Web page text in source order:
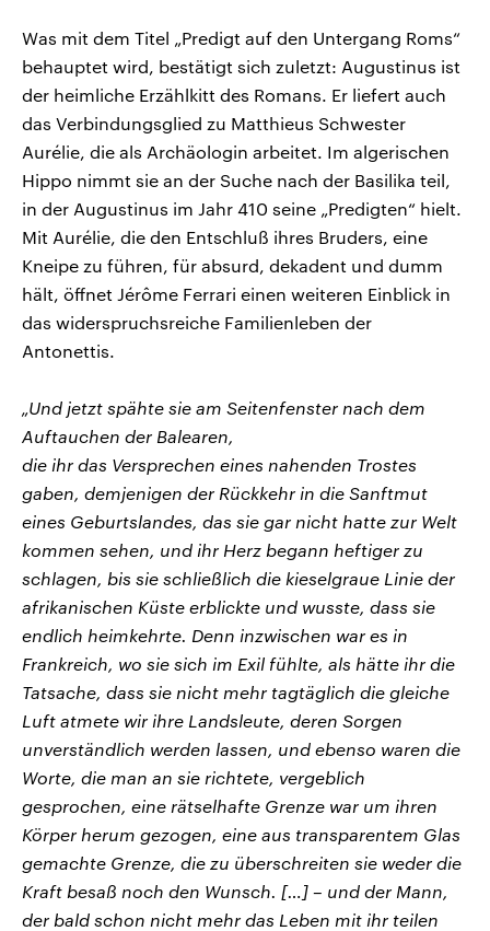
Was mit dem Titel „Predigt auf den Untergang Roms“
behauptet wird, bestätigt sich zuletzt: Augustinus ist
der heimliche Erzählkitt des Romans. Er liefert auch
das Verbindungsglied zu Matthieus Schwester
Aurélie, die als Archäologin arbeitet. Im algerischen
Hippo nimmt sie an der Suche nach der Basilika teil,
in der Augustinus im Jahr 410 seine „Predigten“ hielt.
Mit Aurélie, die den Entschluß ihres Bruders, eine
Kneipe zu führen, für absurd, dekadent und dumm
hält, öffnet Jérôme Ferrari einen weiteren Einblick in
das widerspruchsreiche Familienleben der
Antonettis.
„Und jetzt spähte sie am Seitenfenster nach dem
Auftauchen der Balearen,
die ihr das Versprechen eines nahenden Trostes
gaben, demjenigen der Rückkehr in die Sanftmut
eines Geburtslandes, das sie gar nicht hatte zur Welt
kommen sehen, und ihr Herz begann heftiger zu
schlagen, bis sie schließlich die kieselgraue Linie der
afrikanischen Küste erblickte und wusste, dass sie
endlich heimkehrte. Denn inzwischen war es in
Frankreich, wo sie sich im Exil fühlte, als hätte ihr die
Tatsache, dass sie nicht mehr tagtäglich die gleiche
Luft atmete wir ihre Landsleute, deren Sorgen
unverständlich werden lassen, und ebenso waren die
Worte, die man an sie richtete, vergeblich
gesprochen, eine rätselhafte Grenze war um ihren
Körper herum gezogen, eine aus transparentem Glas
gemachte Grenze, die zu überschreiten sie weder die
Kraft besaß noch den Wunsch. […] – und der Mann,
der bald schon nicht mehr das Leben mit ihr teilen